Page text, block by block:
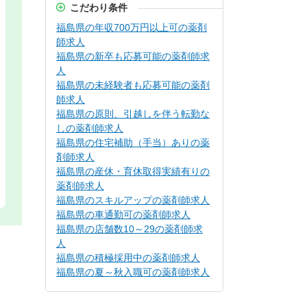
こだわり条件
福島県の年収700万円以上可の薬剤
師求人
福島県の新卒も応募可能の薬剤師求
人
福島県の未経験者も応募可能の薬剤
師求人
福島県の原則、引越しを伴う転勤な
しの薬剤師求人
福島県の住宅補助（手当）ありの薬
剤師求人
福島県の産休・育休取得実績有りの
薬剤師求人
福島県のスキルアップの薬剤師求人
福島県の車通勤可の薬剤師求人
福島県の店舗数10～29の薬剤師求
人
福島県の積極採用中の薬剤師求人
福島県の夏～秋入職可の薬剤師求人